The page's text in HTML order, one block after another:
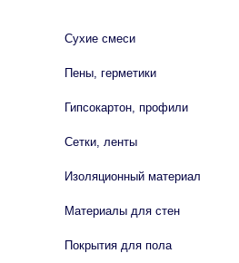
Сухие смеси
Пены, герметики
Гипсокартон, профили
Сетки, ленты
Изоляционный материал
Материалы для стен
Покрытия для пола